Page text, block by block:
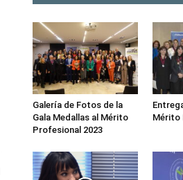
Galería de Fotos de la
Gala Medallas al Mérito
Profesional 2023
Mérito